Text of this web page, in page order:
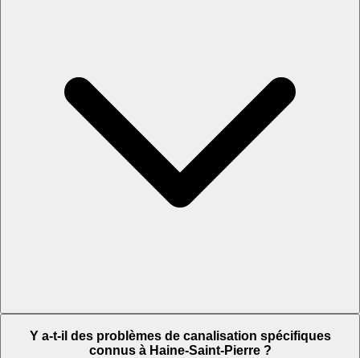
Y a-t-il des problèmes de canalisation spécifiques
connus à Haine-Saint-Pierre ?